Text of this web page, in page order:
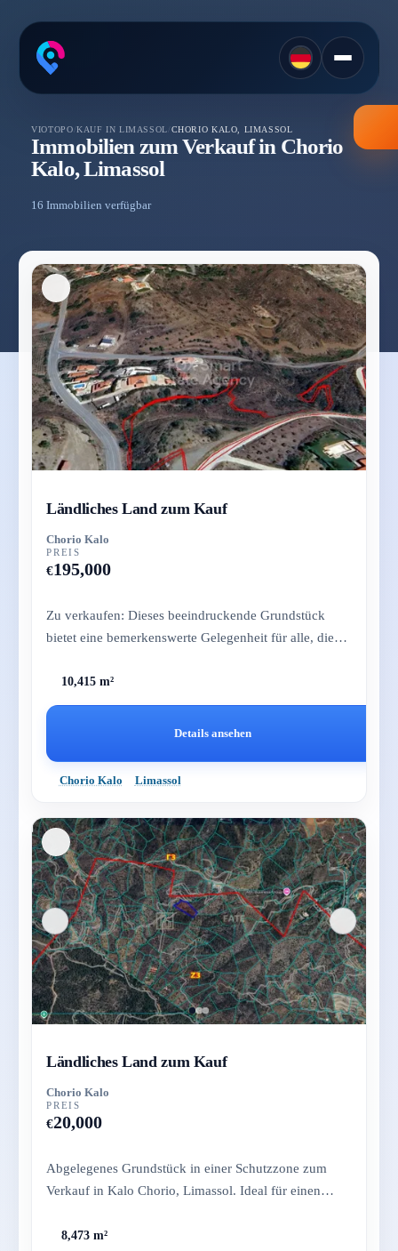
VIOTOPO /KAUF IN LIMASSOL/CHORIO KALO, LIMASSOL
Immobilien zum Verkauf in Chorio
Kalo, Limassol
16 Immobilien verfügbar
Ländliches Land zum Kauf
Chorio Kalo
PREIS
€195,000
Zu verkaufen: Dieses beeindruckende Grundstück
bietet eine bemerkenswerte Gelegenheit für alle, die
10,415 m²
Details ansehen
Chorio Kalo Limassol
Ländliches Land zum Kauf
Chorio Kalo
PREIS
€20,000
Abgelegenes Grundstück in einer Schutzzone zum
Verkauf in Kalo Chorio, Limassol. Ideal für einen
8,473 m²